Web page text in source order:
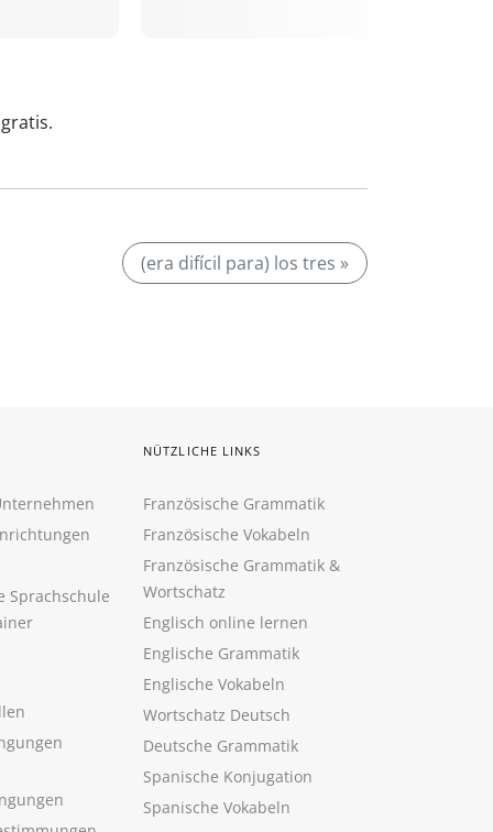
gratis.
(era difícil para) los tres »
Sprachschule
NÜTZLICHE LINKS
Französische Grammatik
Französische Vokabeln
Französische Grammatik &
Wortschatz
Englisch online lernen
Englische Grammatik
Englische Vokabeln
Wortschatz Deutsch
Deutsche Grammatik
Spanische Konjugation
Spanische Vokabeln